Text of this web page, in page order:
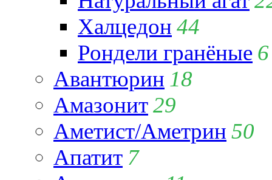
Халцедон 44
Рондели гранёные 6
Авантюрин 18
Амазонит29
Аметист/Аметрин 50
Апатит 7